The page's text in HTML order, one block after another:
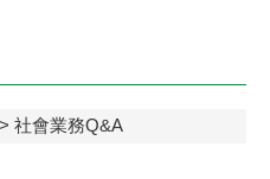
社會業務Q&A